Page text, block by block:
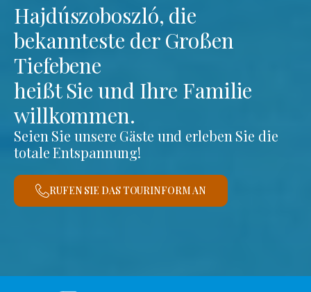
Hajdúszoboszló, die
bekannteste der Großen
Tiefebene
heißt Sie und Ihre Familie
willkommen.
Seien Sie unsere Gäste und erleben Sie die
totale Entspannung!
RUFEN SIE DAS TOURINFORM AN